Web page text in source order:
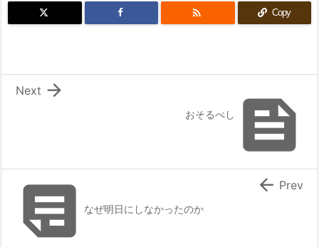
 Copy

おそるべし

Next
なぜ明日にしなかったのか
 Prev